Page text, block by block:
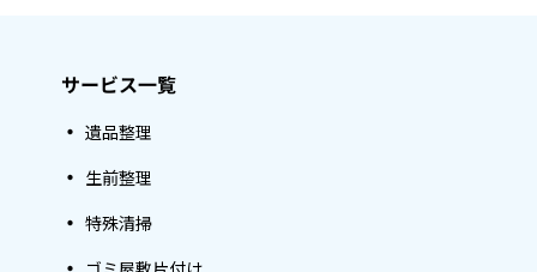
サービス一覧
遺品整理
生前整理
特殊清掃